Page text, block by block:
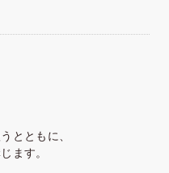
とともに、
ます。